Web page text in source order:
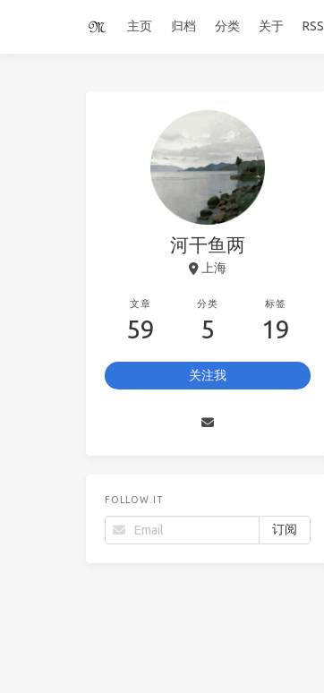
主页 归档 分类 关于 RSS
河干鱼两
上海
文章
59
分类
5
标签
19
关注我
FOLLOW.IT